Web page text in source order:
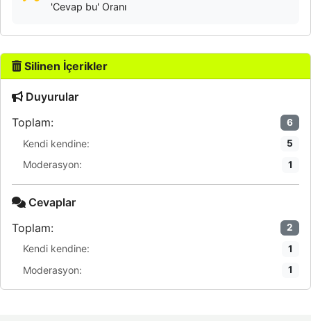
'Cevap bu' Oranı
Silinen İçerikler
Duyurular
Toplam:
6
Kendi kendine: 5
Moderasyon: 1
Cevaplar
Toplam:
2
Kendi kendine: 1
Moderasyon: 1